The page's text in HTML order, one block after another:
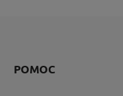
POMOC